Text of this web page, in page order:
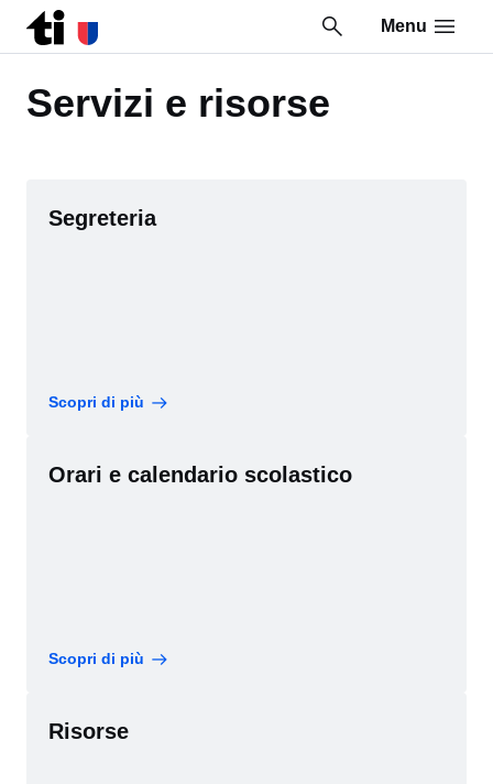
Menu
Servizi e risorse
Segreteria
Scopri di più
Orari e calendario scolastico
Scopri di più
Risorse